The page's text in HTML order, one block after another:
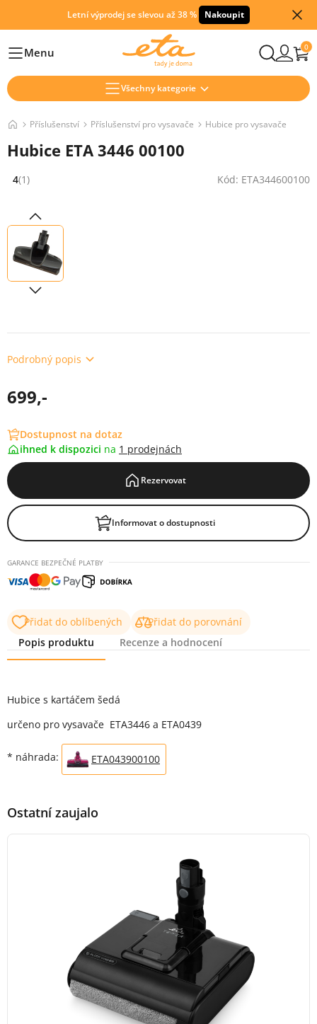
Letní výprodej se slevou až 38 % Nakoupit
HlavníMenu 0
Všechny kategorie
Příslušenství Příslušenství pro vysavače Hubice pro vysavače
Hubice ETA 3446 00100
Hodnocení: 4 z 5 (1 recenzí)
4(1) Kód: ETA344600100
Podrobný popis
699,-
Dostupnost na dotaz
ihned k dispozici na 1 prodejnách
Rezervovat
Informovat o dostupnosti
GARANCE BEZPEČNÉ PLATBY
Přidat do oblíbených
Přidat do porovnání
Popis produktu
Recenze a hodnocení
Hubice s kartáčem šedá
určeno pro vysavače ETA3446 a ETA0439
* náhrada: ETA043900100
Ostatní zaujalo